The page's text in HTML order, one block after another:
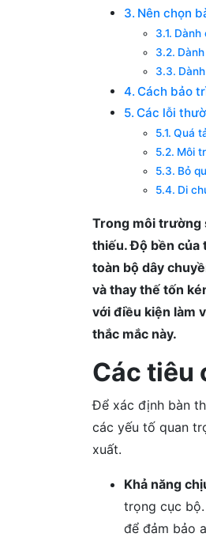
Nên chọn
Dành
Cách bảo
Các lỗi
Quá
Môi
Bỏ
Di
Trong môi trường
thiếu. Độ bền của
toàn bộ dây
và thay thế tốn
với điều kiện làm
thắc mắc này.
Các tiêu
Để xác định bàn
các yếu tố quan
xuất.
Khả năng
trọng cục
để đảm bảo